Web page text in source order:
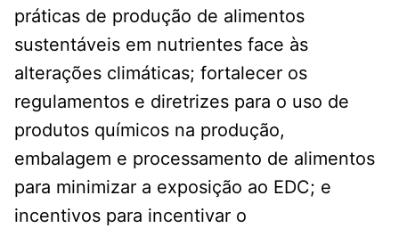
práticas de produção de alimentos
sustentáveis ​​em nutrientes face às
alterações climáticas; fortalecer os
regulamentos e diretrizes para o uso de
produtos químicos na produção,
embalagem e processamento de alimentos
para minimizar a exposição ao EDC; e
incentivos para incentivar o